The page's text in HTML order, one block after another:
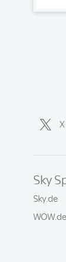
X
Sky
Sky.de
WOW.de